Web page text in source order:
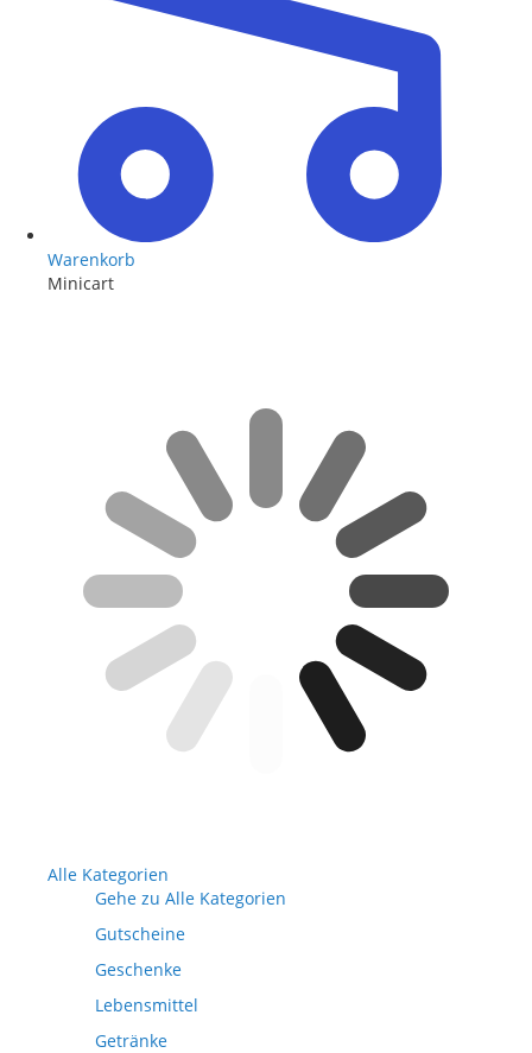
Warenkorb
Minicart
Alle Kategorien
Gehe zu Alle Kategorien
Gutscheine
Geschenke
Lebensmittel
Getränke